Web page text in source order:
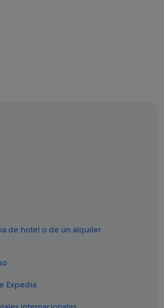
de hotel o de un alquiler
Expedia